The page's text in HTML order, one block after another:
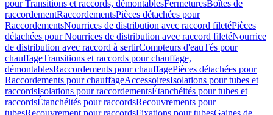
pour Transitions et raccords, démontablesFermeturesBoîtes de
raccordementRaccordementsPièces détachées pour
RaccordementsNourrices de distribution avec raccord filetéPièces
détachées pour Nourrices de distribution avec raccord filetéNourrice
de distribution avec raccord à sertirCompteurs d'eauTés pour
chauffageTransitions et raccords pour chauffage,
démontablesRaccordements pour chauffagePièces détachées pour
Raccordements pour chauffageAccessoiresIsolations pour tubes et
raccordsIsolations pour raccordementsÉtanchéités pour tubes et
raccordsÉtanchéités pour raccordsRecouvrements pour
tubesRecouvrement pour raccordsFixations pour tubesGaines de